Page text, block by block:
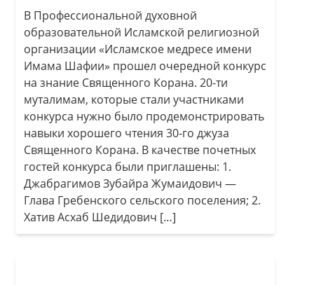
В Профессиональной духовной
образовательной Исламской религиозной
организации «Исламское медресе имени
Имама Шафии» прошел очередной конкурс
на знание Священного Корана. 20-ти
муталимам, которые стали участниками
конкурса нужно было продемонстрировать
навыки хорошего чтения 30-го джуза
Священного Корана. В качестве почетных
гостей конкурса были приглашены: 1.
Джабрагимов Зубайра Жумаидович —
Глава Гребенского сельского поселения; 2.
Хатив Асхаб Шедидович […]